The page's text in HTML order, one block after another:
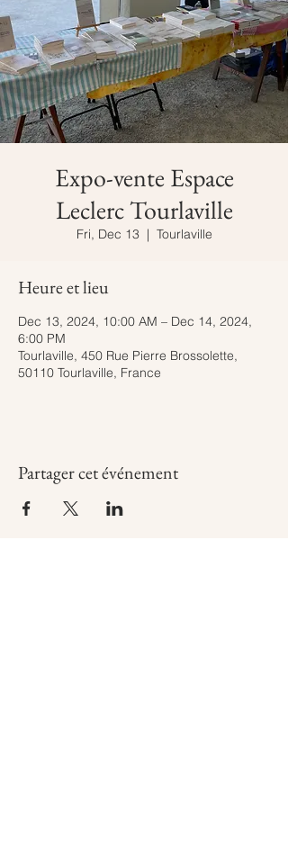
Expo-vente Espace
Leclerc Tourlaville
Fri, Dec 13
  |
Tourlaville
Heure et lieu
Dec 13, 2024, 10:00 AM – Dec 14, 2024,
6:00 PM
Tourlaville, 450 Rue Pierre Brossolette,
50110 Tourlaville, France
Partager cet événement